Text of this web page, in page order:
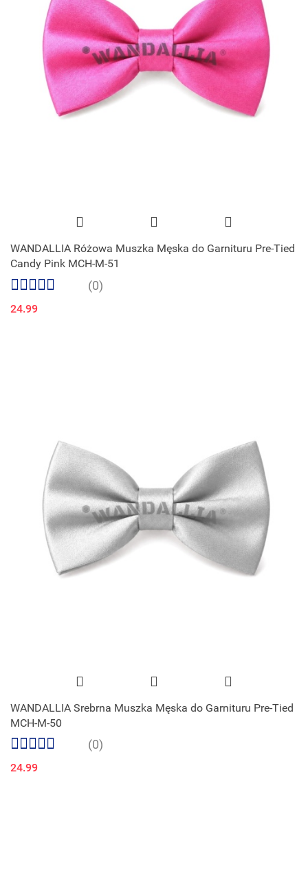
WANDALLIA Różowa Muszka Męska do Garnituru Pre-Tied
Candy Pink MCH-M-51
(0)
24.99
WANDALLIA Srebrna Muszka Męska do Garnituru Pre-Tied
MCH-M-50
(0)
24.99